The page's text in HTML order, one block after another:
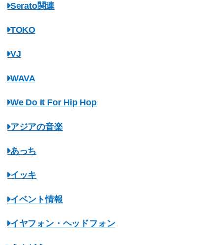
Serato関連
TOKO
VJ
WAVA
We Do It For Hip Hop
アジアの音楽
あっち
イッキ
イベント情報
イヤフォン・ヘッドフォン